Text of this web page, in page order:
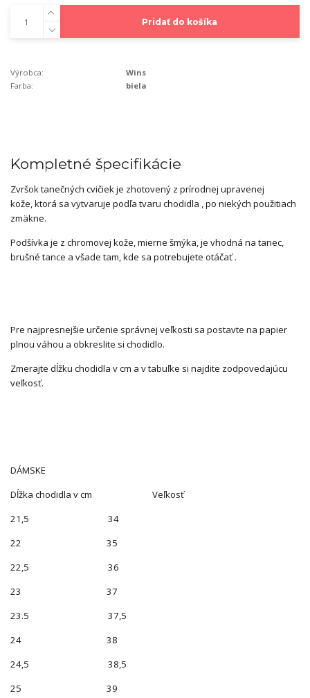
Pridať do košíka
Výrobca:
Wins
Farba:
biela
Kompletné špecifikácie
Zvršok tanečných cvičiek je zhotovený z prírodnej upravenej
kože, ktorá sa vytvaruje podľa tvaru chodidla , po niekých použitiach
zmäkne.
Podšívka je z chromovej kože, mierne šmýka, je vhodná na tanec,
brušné tance a všade tam, kde sa potrebujete otáčať .
Pre najpresnejšie určenie správnej veľkosti sa postavte na papier
plnou váhou a obkreslite si chodidlo.
Zmerajte dĺžku chodidla v cm a v tabuľke si najdite zodpovedajúcu
veľkosť.
DÁMSKE
Dĺžka chodidla v cm Veľkosť
21,5 34
22 35
22,5 36
23 37
23.5 37,5
24 38
24,5 38,5
25 39